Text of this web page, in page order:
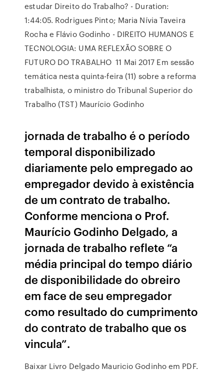
estudar Direito do Trabalho? - Duration:
1:44:05. Rodrigues Pinto; Maria Nívia Taveira
Rocha e Flávio Godinho - DIREITO HUMANOS E
TECNOLOGIA: UMA REFLEXÃO SOBRE O
FUTURO DO TRABALHO 11 Mai 2017 Em sessão
temática nesta quinta-feira (11) sobre a reforma
trabalhista, o ministro do Tribunal Superior do
Trabalho (TST) Maurício Godinho
jornada de trabalho é o período
temporal disponibilizado
diariamente pelo empregado ao
empregador devido à existência
de um contrato de trabalho.
Conforme menciona o Prof.
Maurício Godinho Delgado, a
jornada de trabalho reflete “a
média principal do tempo diário
de disponibilidade do obreiro
em face de seu empregador
como resultado do cumprimento
do contrato de trabalho que os
vincula”.
Baixar Livro Delgado Mauricio Godinho em PDF.